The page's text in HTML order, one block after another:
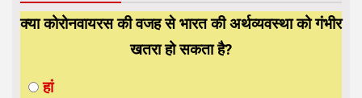
क्या कोरोनवायरस की वजह से भारत की अर्थव्यवस्था को गंभीर
खतरा हो सकता है?
हां